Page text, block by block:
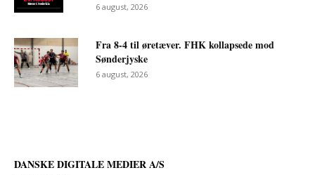
6 august, 2026
Fra 8-4 til øretæver. FHK kollapsede mod
Sønderjyske
6 august, 2026
DANSKE DIGITALE MEDIER A/S